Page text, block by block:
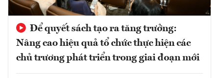
Để quyết sách tạo ra tăng trưởng:
Nâng cao hiệu quả tổ chức thực hiện các
chủ trương phát triển trong giai đoạn mới